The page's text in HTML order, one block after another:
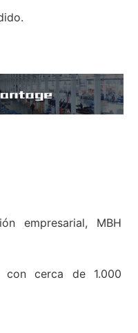
empresarial, MBH
con cerca de 1.000